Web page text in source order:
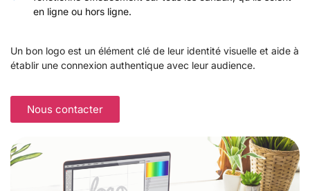
en ligne ou hors ligne.
Un bon logo est un élément clé de leur identité visuelle et aide à
établir une connexion authentique avec leur audience.
Nous contacter